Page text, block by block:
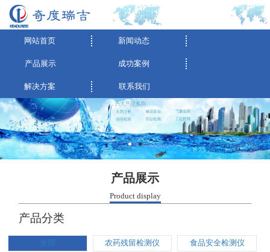
网站首页 新闻动态
产品展示 成功案例
解决方案 联系我们
产品展示
Product display
产品分类
农药残留检测仪 食品安全检测仪